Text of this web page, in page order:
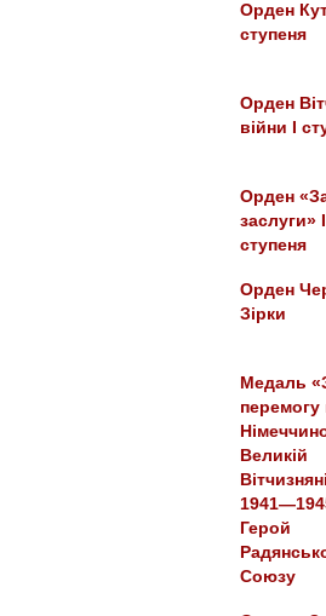
Орден
ступеня
Орден
війни I
Орден
заслуги» ІІІ
ступеня
Орден
Зірки
Медаль
перемогу
Великій
Герой
Союзу